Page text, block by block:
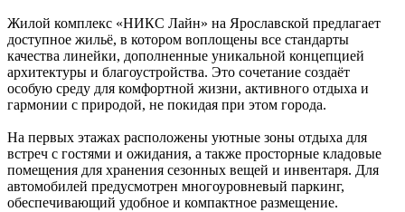
Жилой комплекс «НИКС Лайн» на Ярославской предлагает
доступное жильё, в котором воплощены все стандарты
качества линейки, дополненные уникальной концепцией
архитектуры и благоустройства. Это сочетание создаёт
особую среду для комфортной жизни, активного отдыха и
гармонии с природой, не покидая при этом города.
На первых этажах расположены уютные зоны отдыха для
встреч с гостями и ожидания, а также просторные кладовые
помещения для хранения сезонных вещей и инвентаря. Для
автомобилей предусмотрен многоуровневый паркинг,
обеспечивающий удобное и компактное размещение.